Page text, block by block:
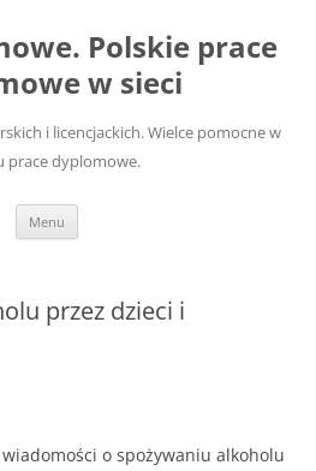
Polskie prace
w sieci
i licencjackich. Wielce pomocne w
prace dyplomowe.
Menu
przez dzieci i
wiadomości o spożywaniu alkoholu